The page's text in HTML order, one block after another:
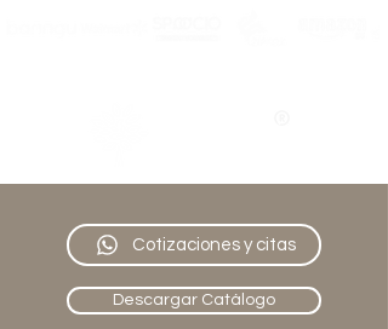
Cotizaciones y citas
Descargar Catálogo